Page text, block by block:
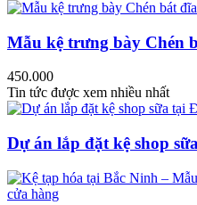
Mẫu kệ trưng bày Chén
450.000
Tin tức được xem nhiều nhất
Dự án lắp đặt kệ shop